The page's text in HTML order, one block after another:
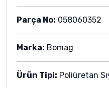
Parça No: 058060352
Marka: Bomag
Ürün Tipi: Poliüretan